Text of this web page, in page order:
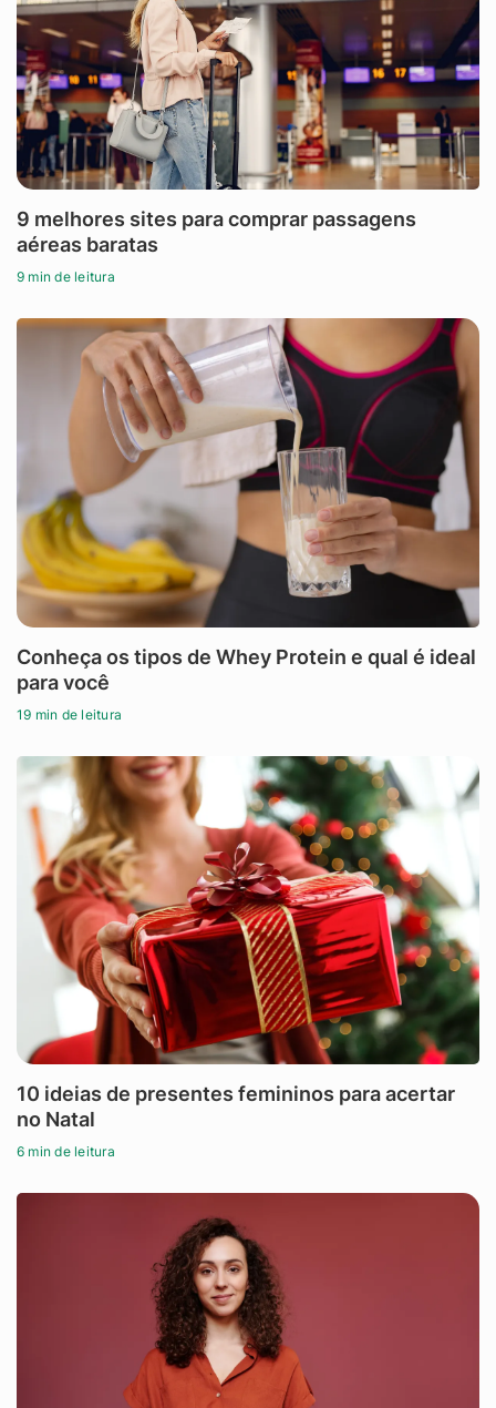
9 melhores sites para comprar passagens
aéreas baratas
9 min de leitura
Conheça os tipos de Whey Protein e qual é ideal
para você
19 min de leitura
10 ideias de presentes femininos para acertar
no Natal
6 min de leitura